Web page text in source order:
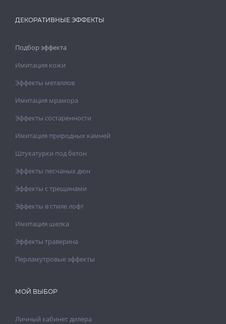
ДЕКОРАТИВНЫЕ ЭФФЕКТЫ
Подбор эффекта
Имитация кожи
Эффекты металлов
Имитация мрамора
Эффекты состаренности
Имитация природных камней
Штукатурки под бетон
Эффекты песчаных дюн
Эффекты с трещинами
Эффекты в стиле лофт
Имитация шелка
Эффекты траверина
Перламутровые эффекты
МОЙ ВЫБОР
Личный кабинет дилера